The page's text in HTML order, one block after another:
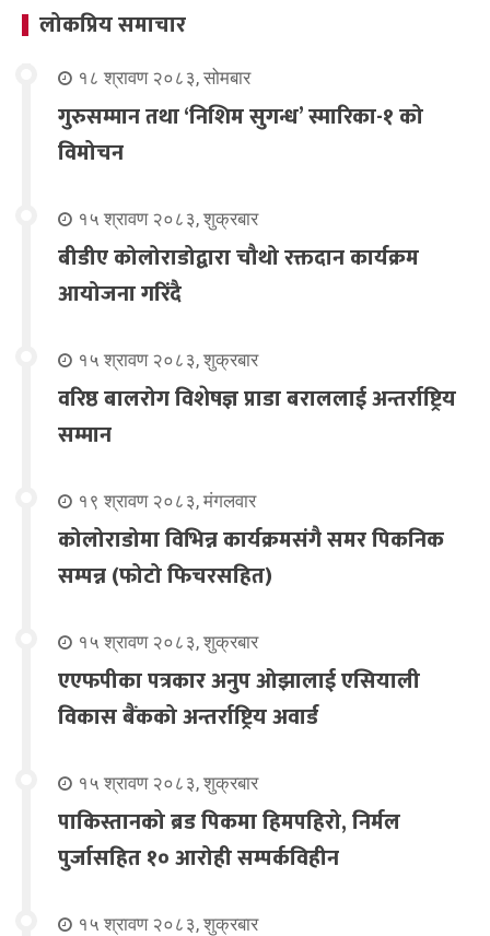
लोकप्रिय समाचार
१८ श्रावण २०८३, सोमबार
गुरुसम्मान तथा ‘निशिम सुगन्ध’ स्मारिका-१ को
विमोचन
१५ श्रावण २०८३, शुक्रबार
बीडीए कोलोराडोद्वारा चौथो रक्तदान कार्यक्रम
आयोजना गरिंदै
१५ श्रावण २०८३, शुक्रबार
वरिष्ठ बालरोग विशेषज्ञ प्राडा बराललाई अन्तर्राष्ट्रिय
सम्मान
१९ श्रावण २०८३, मंगलवार
कोलोराडोमा विभिन्न कार्यक्रमसंगै समर पिकनिक
सम्पन्न (फोटो फिचरसहित)
१५ श्रावण २०८३, शुक्रबार
एएफपीका पत्रकार अनुप ओझालाई एसियाली
विकास बैंकको अन्तर्राष्ट्रिय अवार्ड
१५ श्रावण २०८३, शुक्रबार
पाकिस्तानको ब्रड पिकमा हिमपहिरो, निर्मल
पुर्जासहित १० आरोही सम्पर्कविहीन
१५ श्रावण २०८३, शुक्रबार